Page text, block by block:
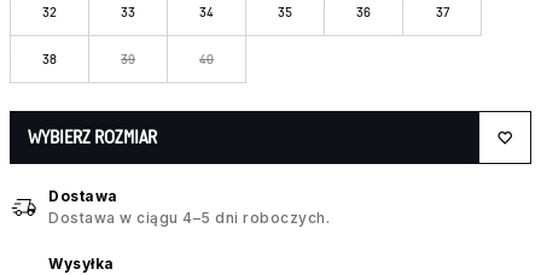
32 33 34 35 36 37
38 39 40
WYBIERZ ROZMIAR
Dostawa
Dostawa w ciągu 4–5 dni roboczych.
Wysyłka